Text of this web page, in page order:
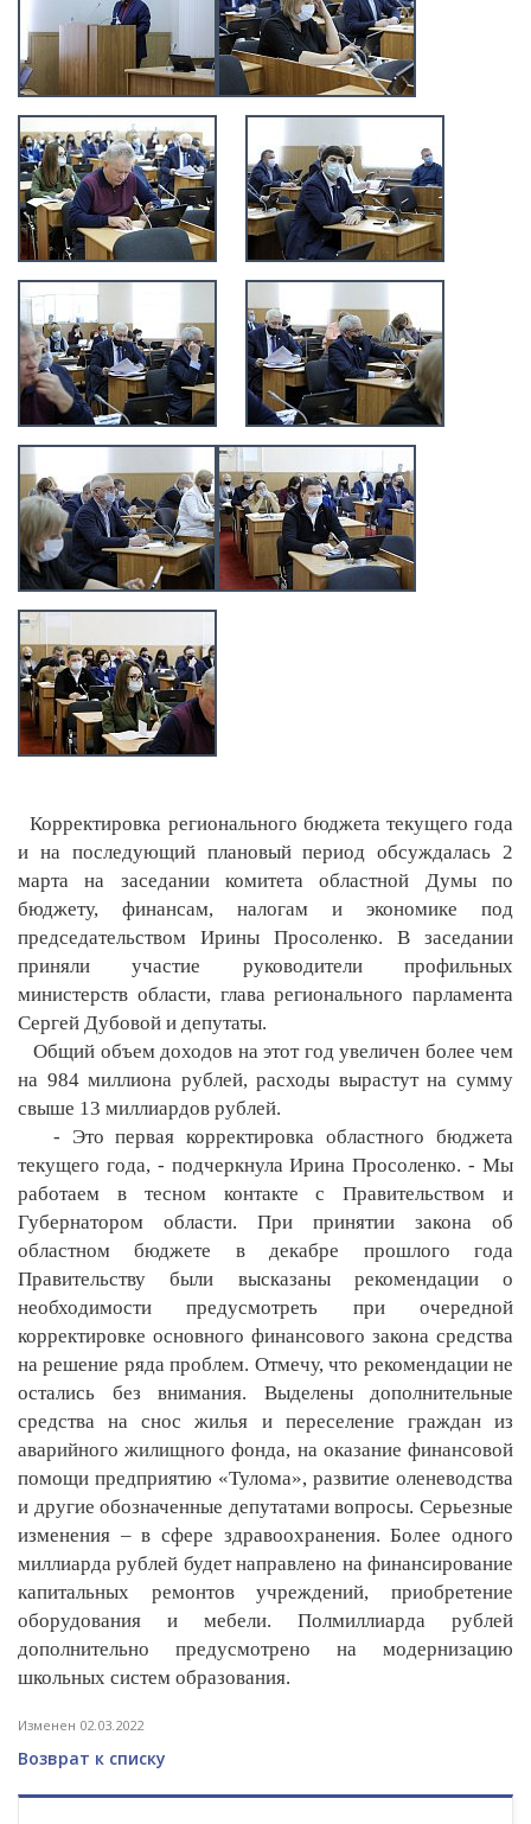
Корректировка регионального бюджета текущего года
и на последующий плановый период обсуждалась 2
марта на заседании комитета областной Думы по
бюджету, финансам, налогам и экономике под
председательством Ирины Просоленко. В заседании
приняли участие руководители профильных
министерств области, глава регионального парламента
Сергей Дубовой и депутаты.
Общий объем доходов на этот год увеличен более чем
на 984 миллиона рублей, расходы вырастут на сумму
свыше 13 миллиардов рублей.
- Это первая корректировка областного бюджета
текущего года, - подчеркнула Ирина Просоленко. - Мы
работаем в тесном контакте с Правительством и
Губернатором области. При принятии закона об
областном бюджете в декабре прошлого года
Правительству были высказаны рекомендации о
необходимости предусмотреть при очередной
корректировке основного финансового закона средства
на решение ряда проблем. Отмечу, что рекомендации не
остались без внимания. Выделены дополнительные
средства на снос жилья и переселение граждан из
аварийного жилищного фонда, на оказание финансовой
помощи предприятию «Тулома», развитие оленеводства
и другие обозначенные депутатами вопросы. Серьезные
изменения – в сфере здравоохранения. Более одного
миллиарда рублей будет направлено на финансирование
капитальных ремонтов учреждений, приобретение
оборудования и мебели. Полмиллиарда рублей
дополнительно предусмотрено на модернизацию
школьных систем образования.
Изменен 02.03.2022
Возврат к списку